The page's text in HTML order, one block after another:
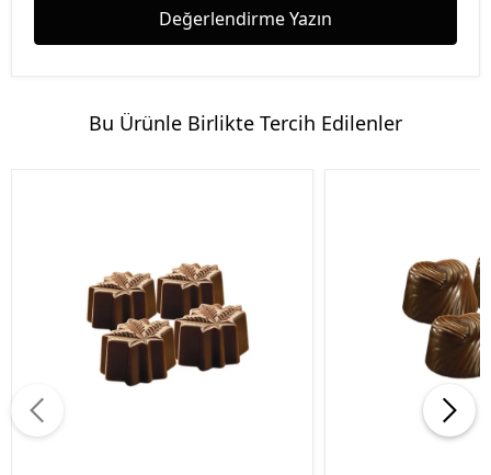
Değerlendirme Yazın
Bu Ürünle Birlikte Tercih Edilenler